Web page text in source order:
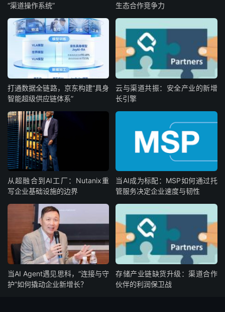
“渠道操作系统”
生态合作竞争力
打通数据全链路，京东构建“具身
智能超级供应链体系”
云与渠道共振：安全产业的新增
长引擎
从超融合到AI工厂：Nutanix重
写企业基础设施的边界
当AI成为标配：MSP如何通过托
管服务决定企业速度与韧性
当AI Agent遇见思科，“连接与守
护”如何撬动企业新增长？
存储产业链缺货升级：渠道合作
伙伴的利润保卫战